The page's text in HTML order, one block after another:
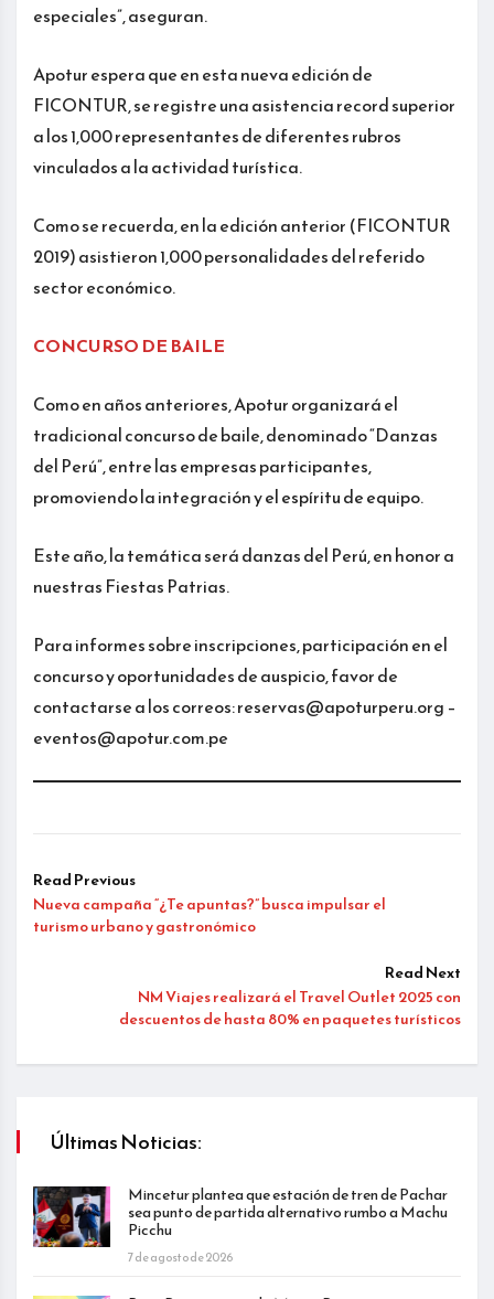
especiales”, aseguran.
Apotur espera que en esta nueva edición de
FICONTUR, se registre una asistencia record superior
a los 1,000 representantes de diferentes rubros
vinculados a la actividad turística.
Como se recuerda, en la edición anterior (FICONTUR
2019) asistieron 1,000 personalidades del referido
sector económico.
CONCURSO DE BAILE
Como en años anteriores, Apotur organizará el
tradicional concurso de baile, denominado “Danzas
del Perú”, entre las empresas participantes,
promoviendo la integración y el espíritu de equipo.
Este año, la temática será danzas del Perú, en honor a
nuestras Fiestas Patrias.
Para informes sobre inscripciones, participación en el
concurso y oportunidades de auspicio, favor de
contactarse a los correos: reservas@apoturperu.org –
eventos@apotur.com.pe
Read Previous
Nueva campaña “¿Te apuntas?” busca impulsar el
turismo urbano y gastronómico
Read Next
NM Viajes realizará el Travel Outlet 2025 con
descuentos de hasta 80% en paquetes turísticos
Últimas Noticias:
Mincetur plantea que estación de tren de Pachar
sea punto de partida alternativo rumbo a Machu
Picchu
7 de agosto de 2026